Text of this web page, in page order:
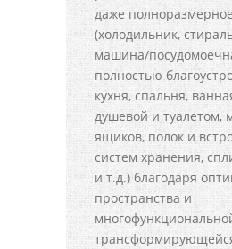
даже полноразмерное
(холодильник,
машина/
полностью
кухня, спальня,
душевой и туалетом,
ящиков, полок и
систем хранения,
и т.д.) благодаря
пространства и